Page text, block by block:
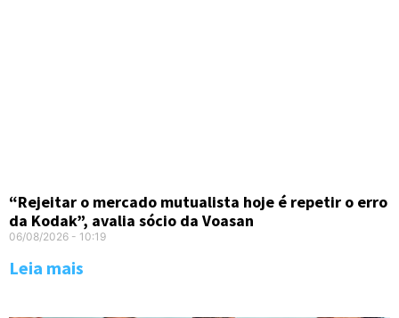
“Rejeitar o mercado mutualista hoje é repetir o erro
da Kodak”, avalia sócio da Voasan
06/08/2026 10:19
Leia mais